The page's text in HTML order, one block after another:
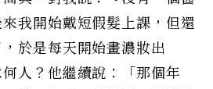
我開始戴短假髮上課，但還
於是每天開始畫濃妝出
人？他繼續說：「那個年